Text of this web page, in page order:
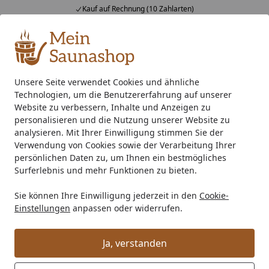
Unsere Seite verwendet Cookies und ähnliche
Technologien, um die Benutzererfahrung auf unserer
Website zu verbessern, Inhalte und Anzeigen zu
personalisieren und die Nutzung unserer Website zu
analysieren. Mit Ihrer Einwilligung stimmen Sie der
Verwendung von Cookies sowie der Verarbeitung Ihrer
persönlichen Daten zu, um Ihnen ein bestmögliches
Surferlebnis und mehr Funktionen zu bieten.
Sie können Ihre Einwilligung jederzeit in den Cookie-
Einstellungen anpassen oder widerrufen.
Ja, verstanden
Kauf auf Rechnung (10 Zahlarten)
Alle Produkte
Mein Konto
Suchen
Startseite
Außensauna Saunafläche (qm) Saunahaus unter 10 qm
Karibu Fasssauna Spitzbergen - 38
mm Aktionssauna 230 Volt Plug &
Play